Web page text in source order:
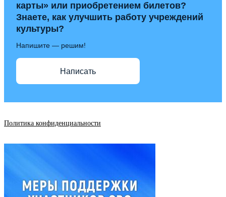
карты» или приобретением билетов?
Знаете, как улучшить работу учреждений
культуры?
Напишите — решим!
Написать
Политика конфиденциальности